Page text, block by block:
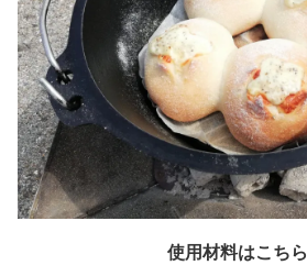
使用材料はこちら